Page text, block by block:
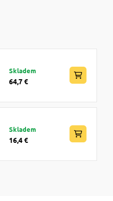
Skladem
64,7 €
Skladem
16,4 €